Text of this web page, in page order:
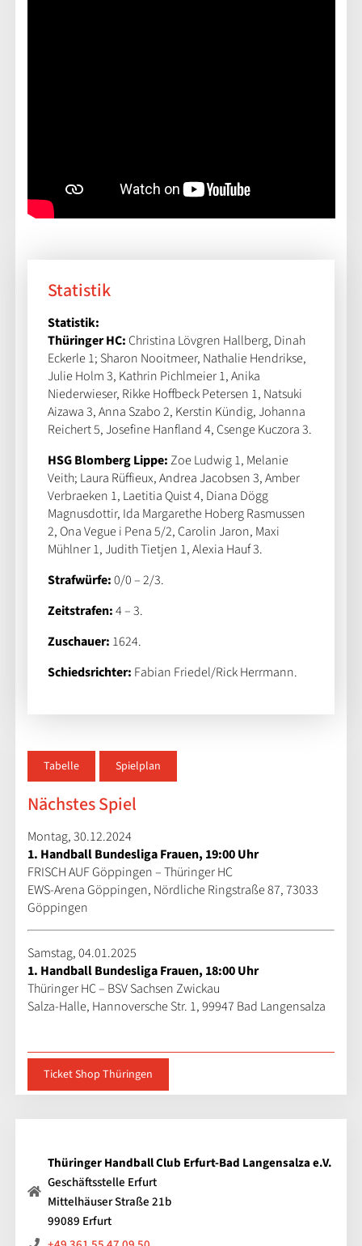
Statistik
Statistik:
Thüringer HC:Christina Lövgren Hallberg, Dinah
Eckerle 1; Sharon Nooitmeer, Nathalie Hendrikse,
Julie Holm 3, Kathrin Pichlmeier 1, Anika
Niederwieser, Rikke Hoffbeck Petersen 1, Natsuki
Aizawa 3, Anna Szabo 2, Kerstin Kündig, Johanna
Reichert 5, Josefine Hanfland 4, Csenge Kuczora 3.
HSG Blomberg Lippe:Zoe Ludwig 1, Melanie
Veith; Laura Rüffieux, Andrea Jacobsen 3, Amber
Verbraeken 1, Laetitia Quist 4, Diana Dögg
Magnusdottir, Ida Margarethe Hoberg Rasmussen
2, Ona Vegue i Pena 5/2, Carolin Jaron, Maxi
Mühlner 1, Judith Tietjen 1, Alexia Hauf 3.
Strafwürfe:0/0 – 2/3.
Zeitstrafen:4 – 3.
Zuschauer: 1624.
Schiedsrichter: Fabian Friedel/Rick Herrmann.
Tabelle Spielplan
Nächstes Spiel
Montag, 30.12.2024
1. Handball Bundesliga Frauen, 19:00 Uhr
FRISCH AUF Göppingen – Thüringer HC
EWS-Arena Göppingen, Nördliche Ringstraße 87, 73033
Göppingen
Samstag, 04.01.2025
1. Handball Bundesliga Frauen, 18:00 Uhr
Thüringer HC – BSV Sachsen Zwickau
Salza-Halle, Hannoversche Str. 1, 99947 Bad Langensalza
Ticket Shop Thüringen
Thüringer Handball Club Erfurt-Bad Langensalza e.V.
Geschäftsstelle Erfurt
Mittelhäuser Straße 21b
99089 Erfurt